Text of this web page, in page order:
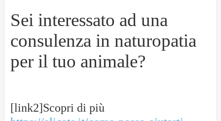
Sei interessato ad una
consulenza in naturopatia
per il tuo animale?
[link2]Scopri di più